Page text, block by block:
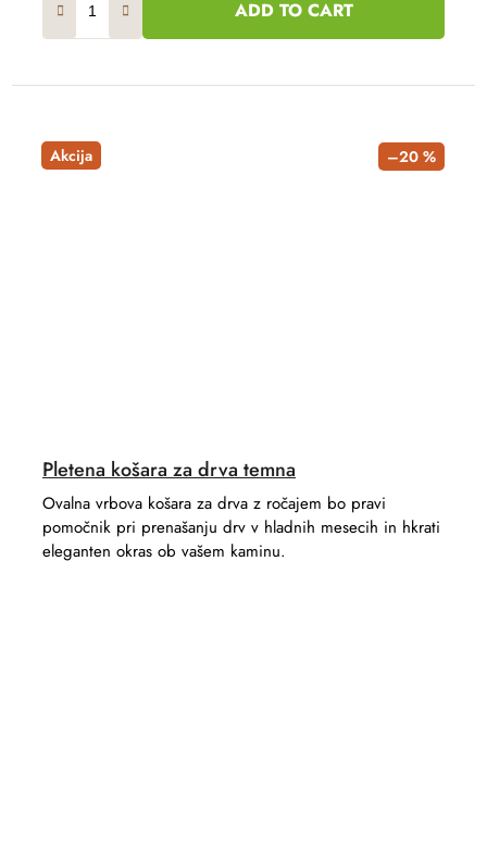
ADD TO CART
Akcija –20 %
Pletena košara za drva temna
Ovalna vrbova košara za drva z ročajem bo pravi
pomočnik pri prenašanju drv v hladnih mesecih in hkrati
eleganten okras ob vašem kaminu.